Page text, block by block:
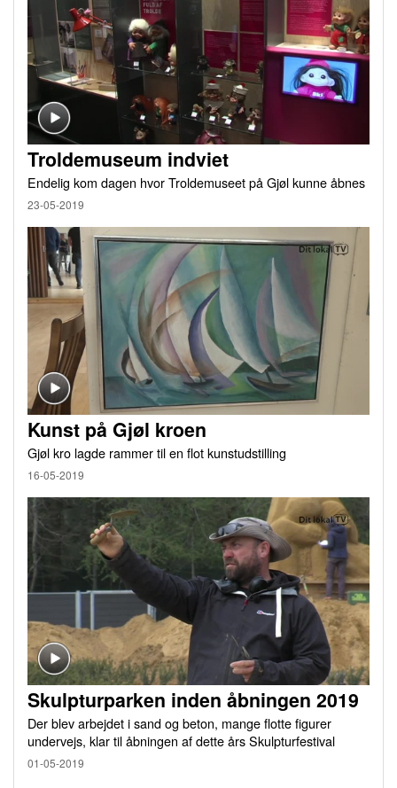
Troldemuseum indviet
Endelig kom dagen hvor Troldemuseet på Gjøl kunne åbnes
23-05-2019
Kunst på Gjøl kroen
Gjøl kro lagde rammer til en flot kunstudstilling
16-05-2019
Skulpturparken inden åbningen 2019
Der blev arbejdet i sand og beton, mange flotte figurer
undervejs, klar til åbningen af dette års Skulpturfestival
01-05-2019